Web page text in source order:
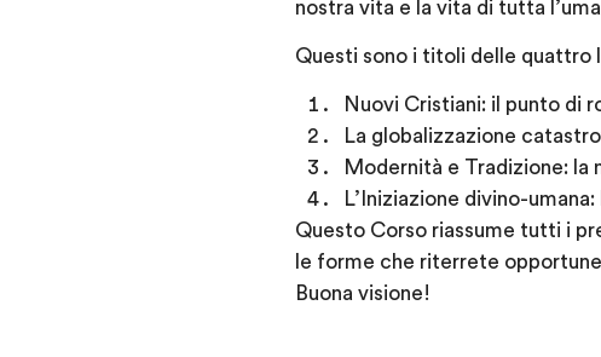
nostra vita e la vita di tutta
Questi sono i titoli delle quattro
Nuovi Cristiani: il punto di
La globalizzazione
Modernità e Tradizione: la
L’Iniziazione divino-
Questo Corso riassume tutti i
le forme che riterrete
Buona visione!